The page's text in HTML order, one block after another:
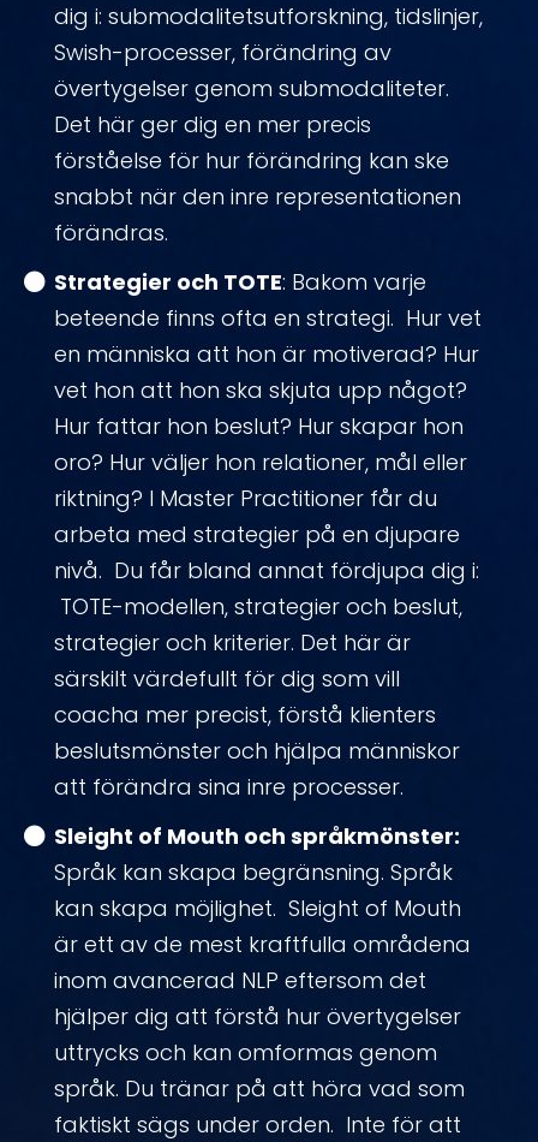
dig i: submodalitetsutforskning, tidslinjer,
Swish-processer, förändring av
övertygelser genom submodaliteter.
Det här ger dig en mer precis
förståelse för hur förändring kan ske
snabbt när den inre representationen
förändras.
Strategier och TOTE: Bakom varje
beteende finns ofta en strategi. Hur vet
en människa att hon är motiverad? Hur
vet hon att hon ska skjuta upp något?
Hur fattar hon beslut? Hur skapar hon
oro? Hur väljer hon relationer, mål eller
riktning? I Master Practitioner får du
arbeta med strategier på en djupare
nivå. Du får bland annat fördjupa dig i:
TOTE-modellen, strategier och beslut,
strategier och kriterier. Det här är
särskilt värdefullt för dig som vill
coacha mer precist, förstå klienters
beslutsmönster och hjälpa människor
att förändra sina inre processer.
Sleight of Mouth och språkmönster:
Språk kan skapa begränsning. Språk
kan skapa möjlighet. Sleight of Mouth
är ett av de mest kraftfulla områdena
inom avancerad NLP eftersom det
hjälper dig att förstå hur övertygelser
uttrycks och kan omformas genom
språk. Du tränar på att höra vad som
faktiskt sägs under orden. Inte för att